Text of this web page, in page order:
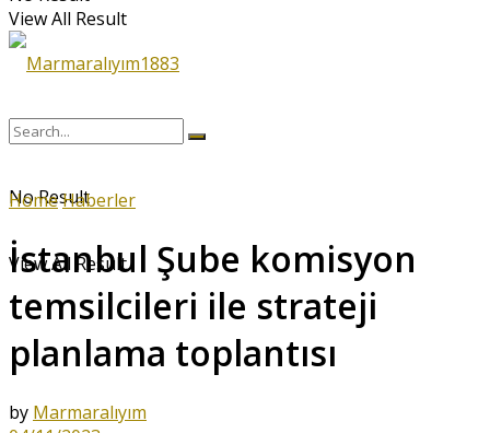
View All Result
No Result
View All Result
HomeHaberler
İstanbul Şube komisyon
temsilcileri ile strateji
planlama toplantısı
by Marmaralıyım